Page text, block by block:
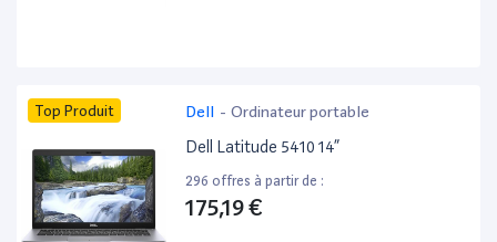
Top Produit Dell - Ordinateur portable
Dell Latitude 5410 14”
296 offres à partir de :
175,19 €